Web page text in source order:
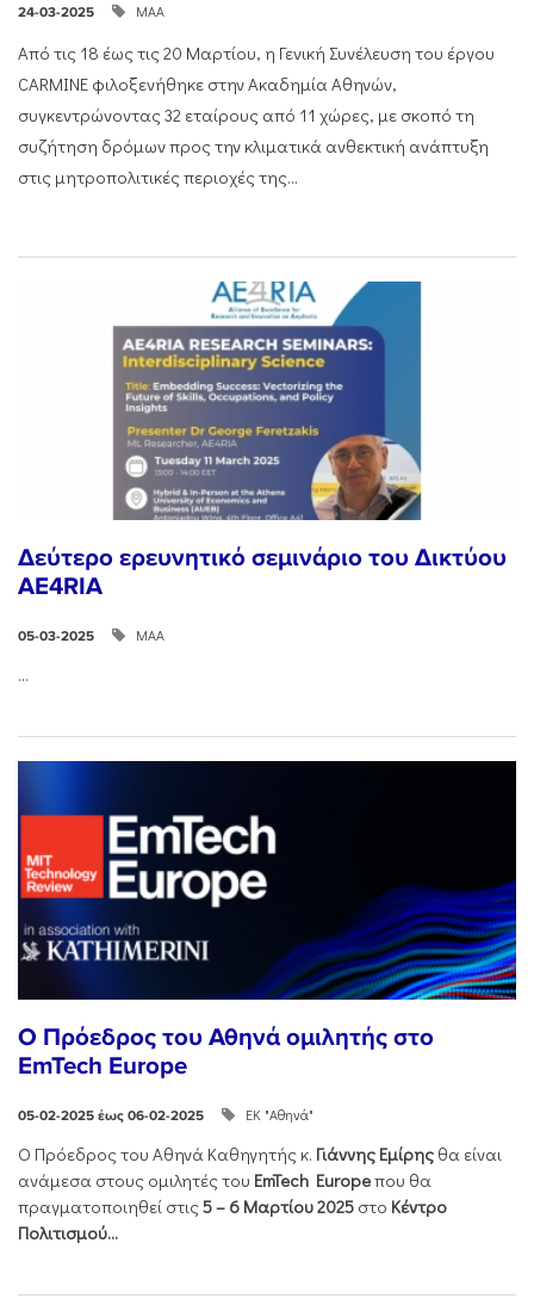
24-03-2025 ΜΑΑ
Από τις 18 έως τις 20 Μαρτίου, η Γενική Συνέλευση του έργου
CARMINE φιλοξενήθηκε στην Ακαδημία Αθηνών,
συγκεντρώνοντας 32 εταίρους από 11 χώρες, με σκοπό τη
συζήτηση δρόμων προς την κλιματικά ανθεκτική ανάπτυξη
στις μητροπολιτικές περιοχές της...
Δεύτερο ερευνητικό σεμινάριο του Δικτύου
AE4RIA
05-03-2025 ΜΑΑ
...
O Πρόεδρος του Αθηνά ομιλητής στο
EmTech Europe
05-02-2025 έως 06-02-2025 ΕΚ "Αθηνά"
Ο Πρόεδρος του Αθηνά Καθηγητής κ. Γιάννης Εμίρης θα είναι
ανάμεσα στους ομιλητές του EmTech Europeπου θα
πραγματοποιηθεί στις5 – 6 Μαρτίου 2025 στο Κέντρο
Πολιτισμού...